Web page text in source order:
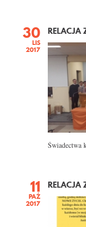
30
LIS
2017
Świadectwa
11
PAŹ
2017
RELACJA